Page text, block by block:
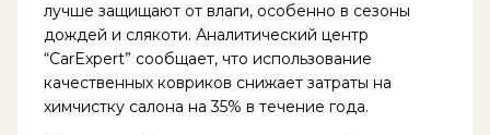
лучше защищают от влаги, особенно в сезоны
дождей и слякоти. Аналитический центр
“CarExpert” сообщает, что использование
качественных ковриков снижает затраты на
химчистку салона на 35% в течение года.